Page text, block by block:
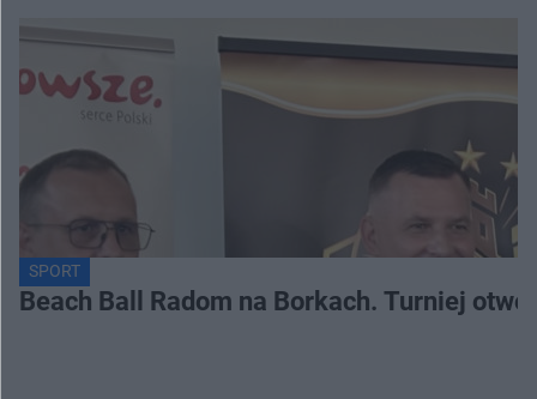
SPORT
Beach Ball Radom na Borkach. Turniej